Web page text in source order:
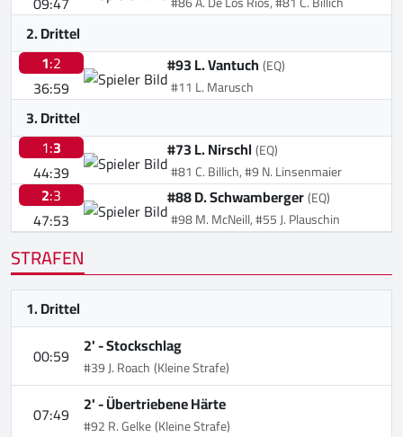
2. Drittel
1:2
36:59
#93 L. Vantuch(EQ)
#11 L. Marusch
3. Drittel
1:3
44:39
#73 L. Nirschl(EQ)
#81 C. Billich, #9 N. Linsenmaier
2:3
47:53
#88 D. Schwamberger(EQ)
#98 M. McNeill, #55 J. Plauschin
STRAFEN
1. Drittel
00:59 2' -Stockschlag
#39 J. Roach(Kleine Strafe)
07:49 2' -Übertriebene Härte
#92 R. Gelke(Kleine Strafe)